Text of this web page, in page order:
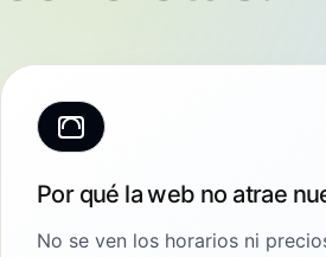
Por qué la web no atrae
No se ven los horarios ni